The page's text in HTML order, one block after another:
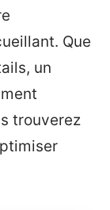
Que
un
trouverez